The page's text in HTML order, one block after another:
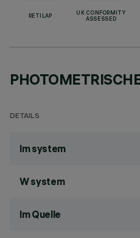
RETILAP
UK CONFORMITY
ASSESSED
DETAILS
lm system
W system
lm Quelle